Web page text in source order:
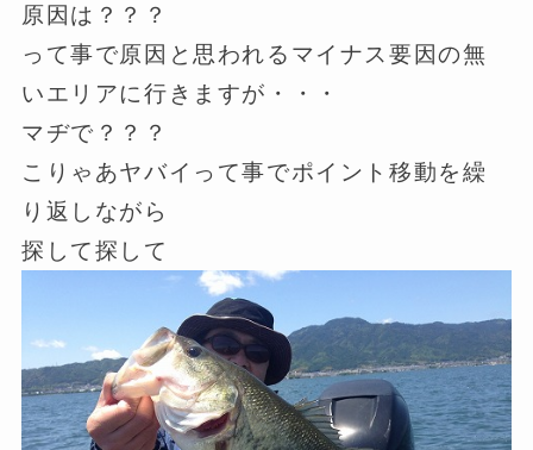
原因は？？？
って事で原因と思われるマイナス要因の無
いエリアに行きますが・・・
マヂで？？？
こりゃあヤバイって事でポイント移動を繰
り返しながら
探して探して